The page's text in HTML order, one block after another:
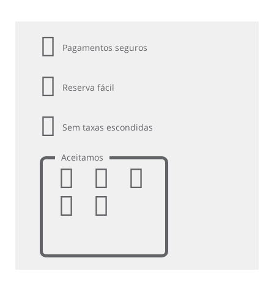
Pagamentos seguros
Reserva fácil
Sem taxas escondidas
Aceitamos